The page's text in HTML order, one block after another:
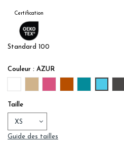
Certification
Standard 100
Couleur : AZUR
Taille
Guide des tailles